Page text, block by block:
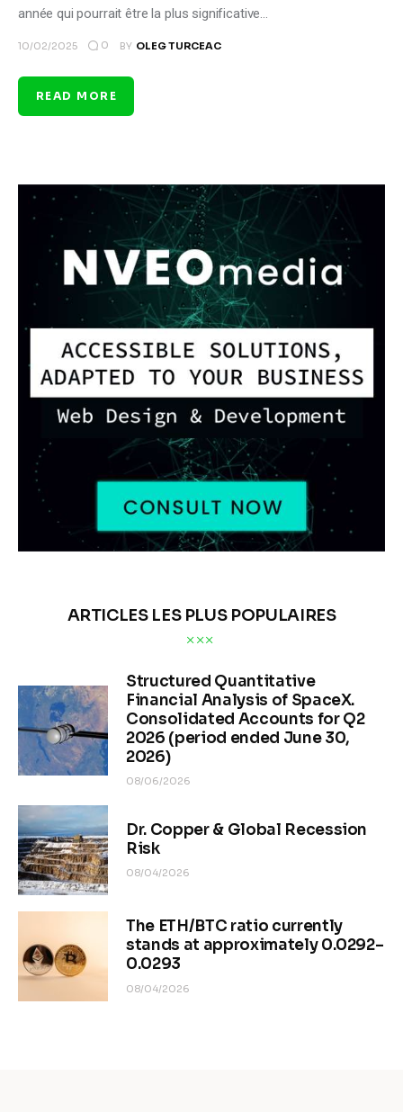
année qui pourrait être la plus significative…
10/02/2025 0 BY OLEG TURCEAC
READ MORE
ARTICLES LES PLUS POPULAIRES
Structured Quantitative
Financial Analysis of SpaceX.
Consolidated Accounts for Q2
2026 (period ended June 30,
2026)
08/06/2026
Dr. Copper & Global Recession
Risk
08/04/2026
The ETH/BTC ratio currently
stands at approximately 0.0292–
0.0293
08/04/2026